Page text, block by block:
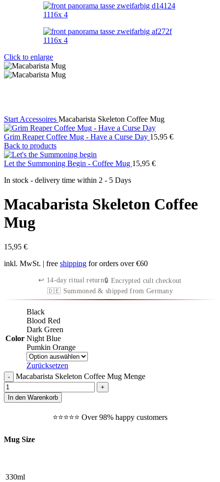
Click to enlarge
Start Accessoires Macabarista Skeleton Coffee Mug
Grim Reaper Coffee Mug - Have a Curse Day 15,95 €
Back to products
Let the Summoning Begin - Coffee Mug 15,95 €
In stock - delivery time within 2 - 5 Days
Macabarista Skeleton Coffee
Mug
15,95 €
inkl. MwSt. | free shipping for orders over €60
↩︎ 14-day ritual return🔒 Encrypted cult checkout
🇩🇪 Summoned & shipped from Germany
Color
Black
Blood Red
Dark Green
Night Blue
Pumkin Orange
Zurücksetzen
Macabarista Skeleton Coffee Mug Menge
In den Warenkorb
⭐️⭐️⭐️⭐️⭐️ Over 98% happy customers
Mug Size
330ml